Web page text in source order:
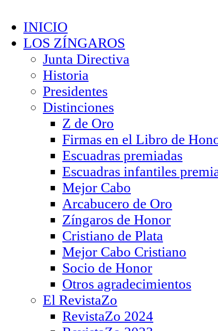
INICIO
LOS ZÍNGAROS
Junta Directiva
Historia
Presidentes
Distinciones
Z de Oro
Firmas en el Libro de
Escuadras premiadas
Escuadras infantiles
Mejor Cabo
Arcabucero de Oro
Zíngaros de Honor
Cristiano de Plata
Mejor Cabo Cristiano
Socio de Honor
Otros agradecimientos
El RevistaZo
RevistaZo 2024